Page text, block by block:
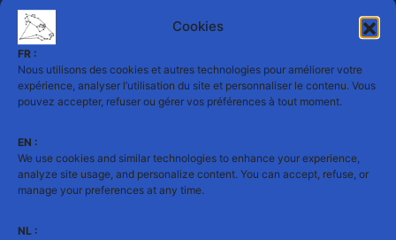
Cookies
FR :
Nous utilisons des cookies et autres technologies pour améliorer votre
expérience, analyser l’utilisation du site et personnaliser le contenu. Vous
pouvez accepter, refuser ou gérer vos préférences à tout moment.
EN :
We use cookies and similar technologies to enhance your experience,
analyze site usage, and personalize content. You can accept, refuse, or
manage your preferences at any time.
NL :